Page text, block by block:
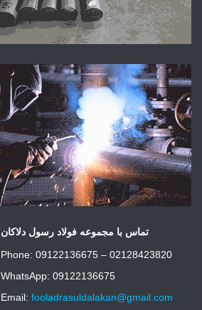
تماس با مجموعه فولاد رسول دلاکان
Phone: 09122136675 – 02128423820
WhatsApp: 09122136675
Email:fooladrasuldalakan@gmail.com